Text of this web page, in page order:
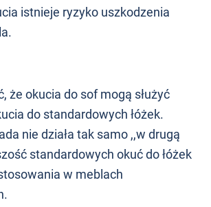
istnieje ryzyko uszkodzenia
że okucia do sof mogą służyć
do standardowych łóżek.
nie działa tak samo ,,w drugą
standardowych okuć do łóżek
w meblach